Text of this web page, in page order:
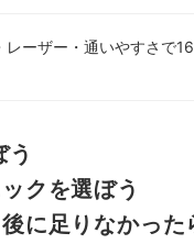
ーザー・通いやすさで
う
クを選ぼう
に足りなかった